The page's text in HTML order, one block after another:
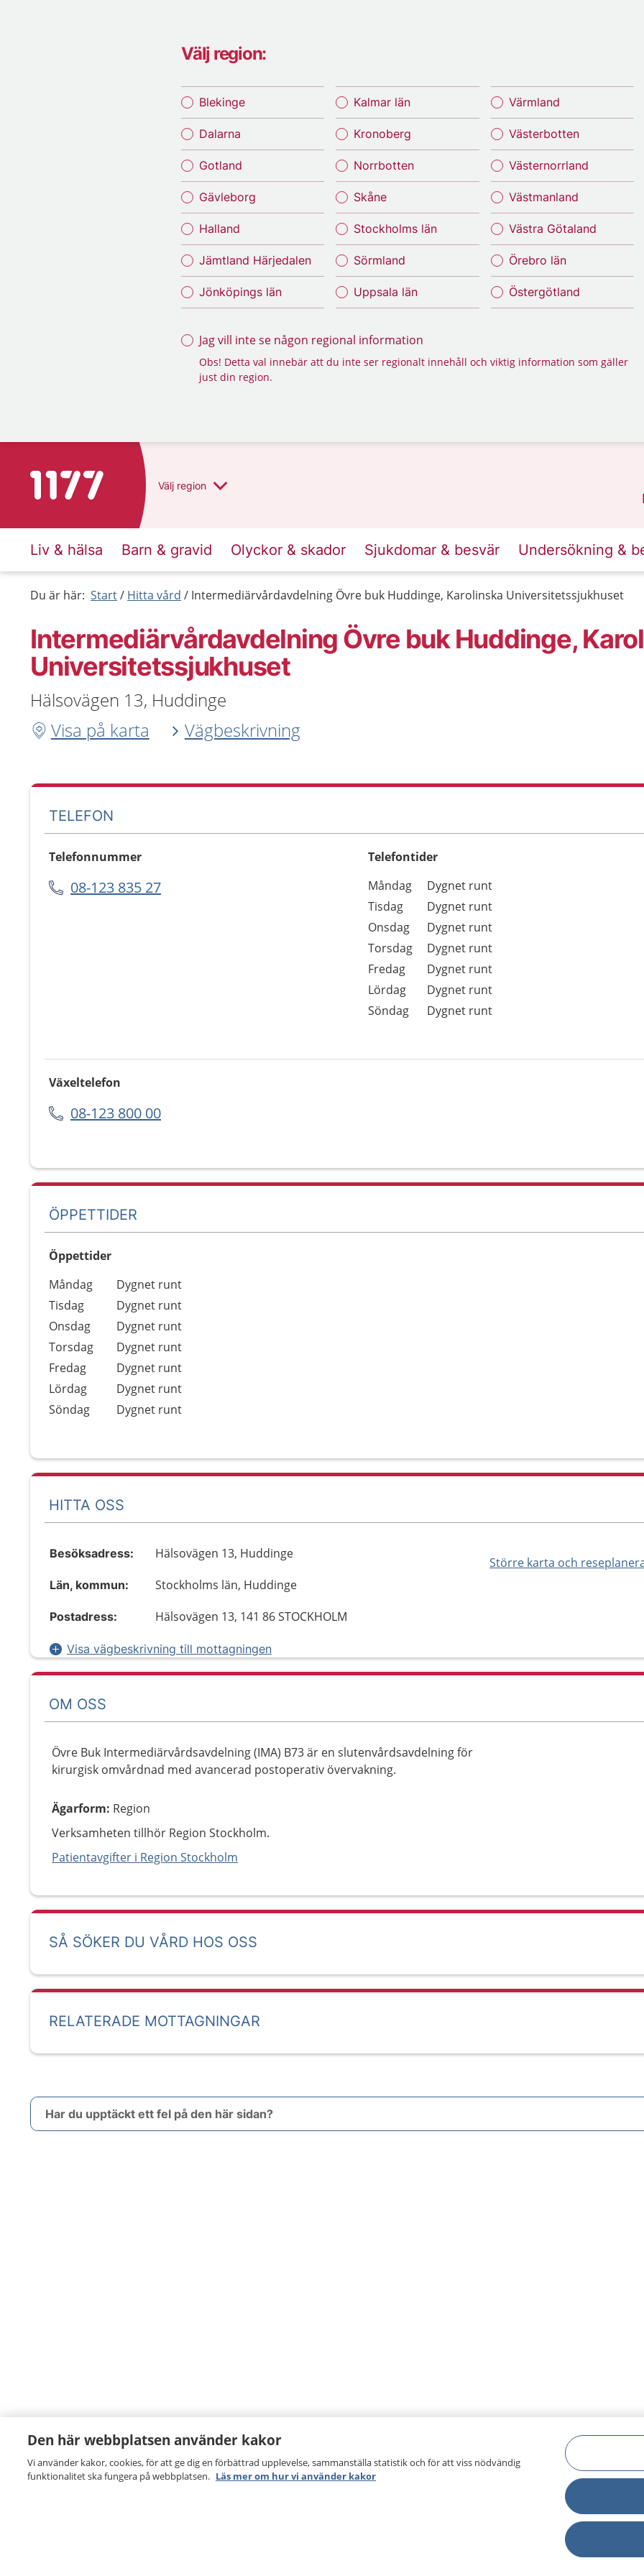
Välj region:
Blekinge
Dalarna
Gotland
Gävleborg
Halland
Jämtland Härjedalen
Jönköpings län
Kalmar län
Kronoberg
Norrbotten
Skåne
Stockholms län
Sörmland
Uppsala län
Värmland
Västerbotten
Västernorrland
Västmanland
Västra Götaland
Örebro län
Östergötland
Jag vill inte se någon regional information
Obs! Detta val innebär att du inte ser regionalt innehåll och viktig information som gäller
just din region.
Till startsidan för 1177 Välj region
Liv & hälsa Barn & gravid Olyckor & skador Sjukdomar & besvär Undersökning &
Du är här: Start Hitta vård Intermediärvårdavdelning Övre buk Huddinge, Karolinska Universitetssjukhuset
Intermediärvårdavdelning Övre buk Huddinge,
Universitetssjukhuset
Hälsovägen 13, Huddinge
Visa på karta
Vägbeskrivning
TELEFON
Telefonnummer
08-123 835 27
Telefontider
Dag
Öppettider
Kommentarer
Måndag
Dygnet runt
Tisdag
Dygnet runt
Onsdag
Dygnet runt
Torsdag
Dygnet runt
Fredag
Dygnet runt
Lördag
Dygnet runt
Söndag
Dygnet runt
Växeltelefon
08-123 800 00
ÖPPETTIDER
Öppettider
Dag
Öppettider
Kommentarer
Måndag
Dygnet runt
Tisdag
Dygnet runt
Onsdag
Dygnet runt
Torsdag
Dygnet runt
Fredag
Dygnet runt
Lördag
Dygnet runt
Söndag
Dygnet runt
HITTA OSS
Större karta och
Besöksadress: Hälsovägen 13, Huddinge
Län, kommun: Stockholms län, Huddinge
Postadress: Hälsovägen 13, 141 86 STOCKHOLM
Visa vägbeskrivning till mottagningen
OM OSS
Övre Buk Intermediärvårdsavdelning (IMA) B73 är en slutenvårdsavdelning för
kirurgisk omvårdnad med avancerad postoperativ övervakning.
Ägarform: Region
Verksamheten tillhör Region Stockholm.
Patientavgifter i Region Stockholm
SÅ SÖKER DU VÅRD HOS OSS
RELATERADE MOTTAGNINGAR
Har du upptäckt ett fel på den här sidan?
Den här webbplatsen använder kakor
Vi använder kakor, cookies, för att ge dig en förbättrad upplevelse, sammanställa statistik och för att viss nödvändig
funktionalitet ska fungera på webbplatsen. Läs mer om hur vi använder kakor